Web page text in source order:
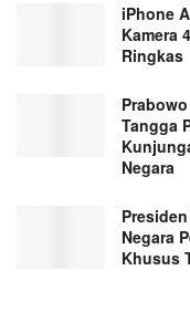
iPhone
Kamera
Ringkas
Tangga
Negara
Negara
Khusus